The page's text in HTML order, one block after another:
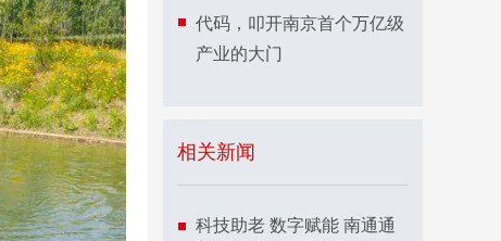
代码，叩开南京首个万亿级
产业的大门
相关新闻
科技助老 数字赋能 南通通